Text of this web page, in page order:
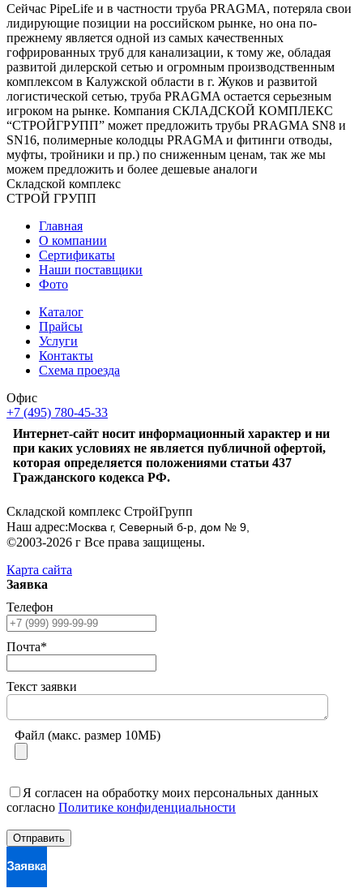
Сейчас PipeLife и в частности труба PRAGMA, потеряла свои
лидирующие позиции на российском рынке, но она по-
прежнему является одной из самых качественных
гофрированных труб для канализации, к тому же, обладая
развитой дилерской сетью и огромным производственным
комплексом в Калужской области в г. Жуков и развитой
логистической сетью, труба PRAGMA остается серьезным
игроком на рынке. Компания СКЛАДСКОЙ КОМПЛЕКС
“СТРОЙГРУПП” может предложить трубы PRAGMA SN8 и
SN16, полимерные колодцы PRAGMA и фитинги отводы,
муфты, тройники и пр.) по сниженным ценам, так же мы
можем предложить и более дешевые аналоги
Складской комплекс
СТРОЙ ГРУПП
Главная
О компании
Сертификаты
Наши поставщики
Фото
Каталог
Прайсы
Услуги
Контакты
Схема проезда
Офис
+7 (495) 780-45-33
Интернет-сайт носит информационный характер и ни
при каких условиях не является публичной офертой,
которая определяется положениями статьи 437
Гражданского кодекса РФ.
Складской комплекс СтройГрупп
Наш адрес:Москва г, Северный б-р, дом № 9,
©2003-2026 г Все права защищены.
Карта сайта
Заявка
Телефон
Почта*
Текст заявки
Файл (макс. размер 10МБ)
Я согласен на обработку моих персональных данных
согласно Политике конфиденциальности